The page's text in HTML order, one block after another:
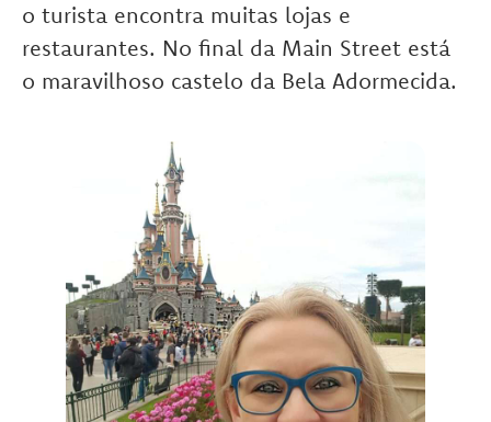
o turista encontra muitas lojas e
restaurantes. No final da Main Street está
o maravilhoso castelo da Bela Adormecida.